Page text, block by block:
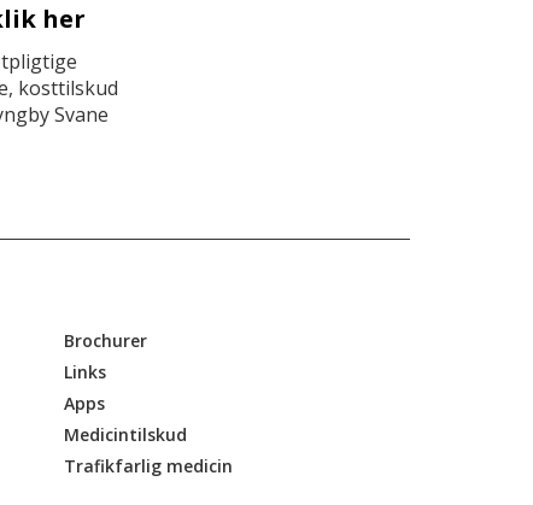
her
kosttilskud
Svane
Brochurer
Links
Apps
Medicintilskud
Trafikfarlig medicin